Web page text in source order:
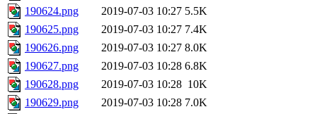
190624.png
2019-07-03 10:27 5.5K
190625.png
2019-07-03 10:27 7.4K
190626.png
2019-07-03 10:27 8.0K
190627.png
2019-07-03 10:28 6.8K
190628.png
2019-07-03 10:28 10K
190629.png
2019-07-03 10:28 7.0K